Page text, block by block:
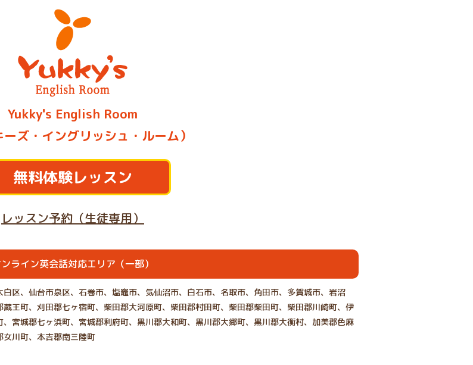
Yukky's English Room
ーズ・イングリッシュ・ルーム）
無料体験レッスン
レッスン予約（生徒専用）
ライン英会話対応エリア（一部）
区、仙台市泉区、石巻市、塩竈市、気仙沼市、白石市、名取市、角田市、多賀城市、岩沼
王町、刈田郡七ヶ宿町、柴田郡大河原町、柴田郡村田町、柴田郡柴田町、柴田郡川崎町、伊
宮城郡七ヶ浜町、宮城郡利府町、黒川郡大和町、黒川郡大郷町、黒川郡大衡村、加美郡色麻
川町、本吉郡南三陸町